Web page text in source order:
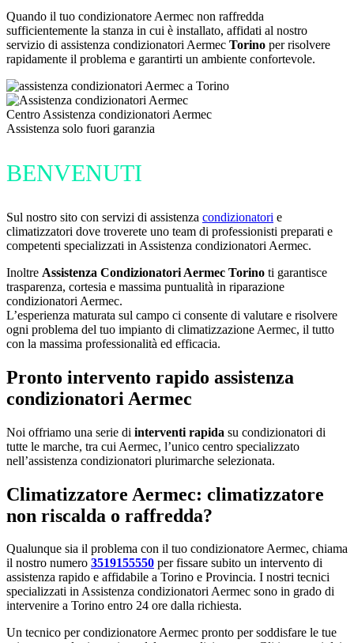
Quando il tuo condizionatore Aermec non raffredda
sufficientemente la stanza in cui è installato, affidati al nostro
servizio di assistenza condizionatori Aermec Torino per risolvere
rapidamente il problema e garantirti un ambiente confortevole.
Centro Assistenza condizionatori Aermec
Assistenza solo fuori garanzia
BENVENUTI
Sul nostro sito con servizi di assistenza condizionatori e
climatizzatori dove troverete uno team di professionisti preparati e
competenti specializzati in Assistenza condizionatori Aermec.
Inoltre Assistenza Condizionatori Aermec Torino ti garantisce
trasparenza, cortesia e massima puntualità in riparazione
condizionatori Aermec.
L’esperienza maturata sul campo ci consente di valutare e risolvere
ogni problema del tuo impianto di climatizzazione Aermec, il tutto
con la massima professionalità ed efficacia.
Pronto intervento rapido assistenza
condizionatori Aermec
Noi offriamo una serie di interventi rapida su condizionatori di
tutte le marche, tra cui Aermec, l’unico centro specializzato
nell’assistenza condizionatori plurimarche selezionata.
Climatizzatore Aermec: climatizzatore
non riscalda o raffredda?
Qualunque sia il problema con il tuo condizionatore Aermec, chiama
il nostro numero 3519155550 per fissare subito un intervento di
assistenza rapido e affidabile a Torino e Provincia. I nostri tecnici
specializzati in Assistenza condizionatori Aermec sono in grado di
intervenire a Torino entro 24 ore dalla richiesta.
Un tecnico per condizionatore Aermec pronto per soddisfare le tue